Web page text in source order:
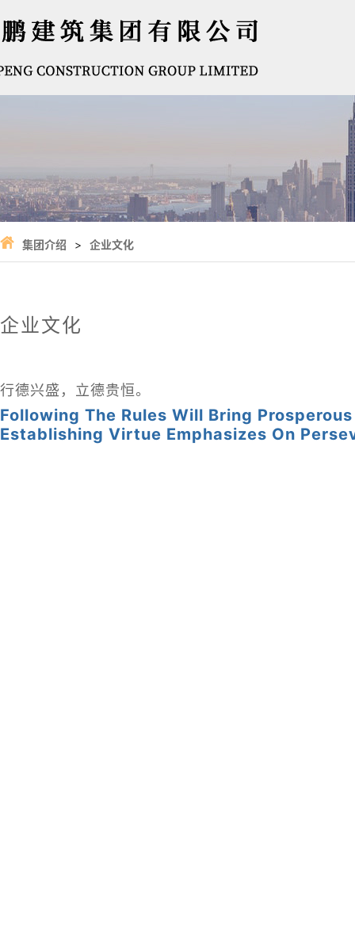
集团介绍 > 企业文化
企业文化
行德兴盛，立德贵恒。
Following The Rules Will Bring Prosperous
Establishing Virtue Emphasizes On